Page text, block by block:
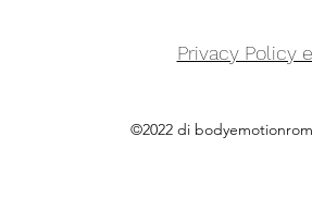
Privacy Policy
©2022 di